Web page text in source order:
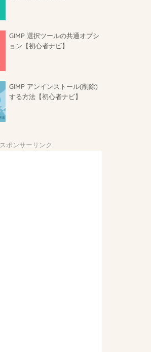
GIMP 選択ツールの共通オプシ
ョン【初心者ナビ】
GIMP アンインストール(削除)
する方法【初心者ナビ】
スポンサーリンク